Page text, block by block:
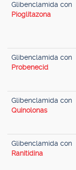
Glibenclamida con
Pioglitazona
Glibenclamida con
Probenecid
Glibenclamida con
Quinolonas
Glibenclamida con
Ranitidina